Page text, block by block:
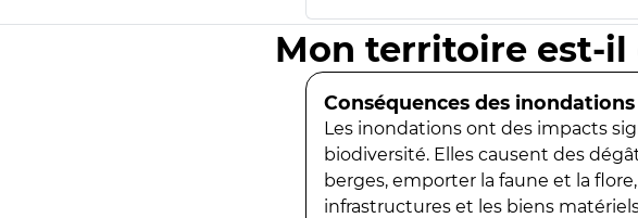
Mon territoire est-il
Conséquences des
Les inondations ont des impacts
biodiversité. Elles causent des
berges, emporter la faune et la
infrastructures et les biens